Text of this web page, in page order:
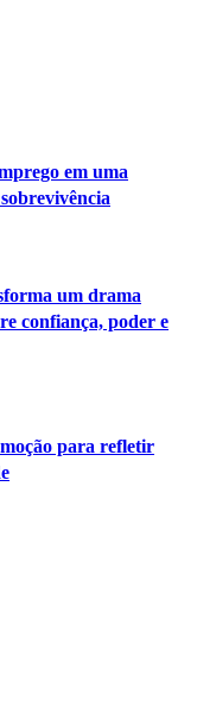
em uma
um drama
confiança, poder e
para refletir